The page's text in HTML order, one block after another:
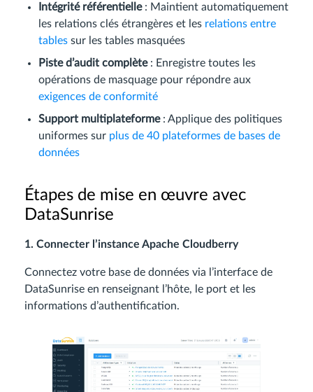
Intégrité référentielle: Maintient automatiquement
les relations clés étrangères et les relations entre
tables sur les tables masquées
Piste d’audit complète: Enregistre toutes les
opérations de masquage pour répondre aux
exigences de conformité
Support multiplateforme: Applique des politiques
uniformes sur plus de 40 plateformes de bases de
données
Étapes de mise en œuvre avec
DataSunrise
1. Connecter l’instance Apache Cloudberry
Connectez votre base de données via l’interface de
DataSunrise en renseignant l’hôte, le port et les
informations d’authentification.